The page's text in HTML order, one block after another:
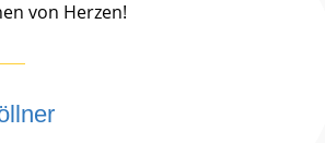
von Herzen!